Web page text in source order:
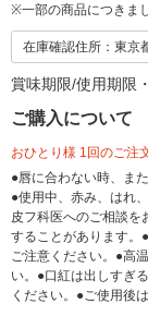
※一部の商品につきま
在庫確認住所：東京
賞味期限/使用期限
ご購入について
おひとり様 1回のご注
●唇に合わない時、ま
●使用中、赤み、はれ
皮フ科医へのご相談を
することがあります。
ご注意ください。●高
い。●口紅は出しすぎ
ください。●ご使用後